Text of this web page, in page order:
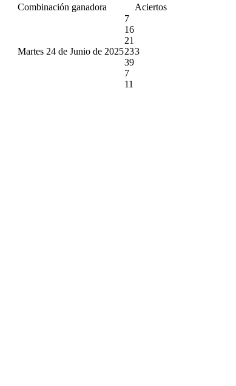
Combinación ganadora Aciertos
Martes 24 de Junio de 2025
7
16
21
23
39
7
11
3